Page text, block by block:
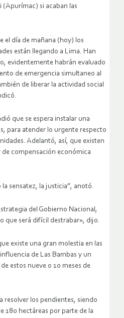
si acaban las
el día de mañana (hoy) los
están llegando a Lima. Han
evidentemente habrán evaluado
de emergencia simultaneo al
de liberar la actividad social
que se espera instalar una
para atender lo urgente respecto
Adelantó, así, que existen
compensación económica
sensatez, la justicia”, anotó.
del Gobierno Nacional,
que será difícil destrabar», dijo.
existe una gran molestia en las
de Las Bambas y un
estos nueve o 10 meses de
resolver los pendientes, siendo
180 hectáreas por parte de la